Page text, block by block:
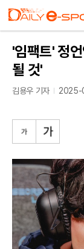
'임팩트' 정
될 것'
김용우 기자 2025-